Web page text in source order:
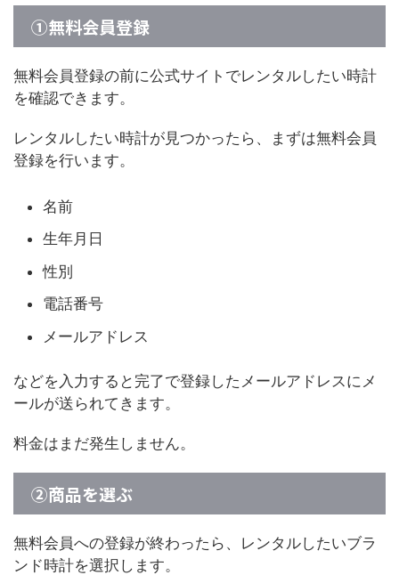
①無料会員登録
無料会員登録の前に公式サイトでレンタルしたい時計
を確認できます。
レンタルしたい時計が見つかったら、まずは無料会員
登録を行います。
名前
生年月日
性別
電話番号
メールアドレス
などを入力すると完了で登録したメールアドレスにメ
ールが送られてきます。
料金はまだ発生しません。
②商品を選ぶ
無料会員への登録が終わったら、レンタルしたいブラ
ンド時計を選択します。